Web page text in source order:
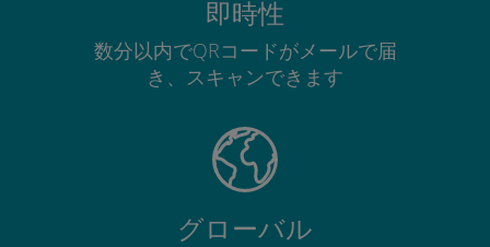
即時性
数分以内でQRコードがメールで届
き、スキャンできます
グローバル